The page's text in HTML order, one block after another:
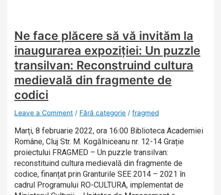
Ne face plăcere să vă invităm la
inaugurarea expoziției: Un puzzle
transilvan: Reconstruind cultura
medievală din fragmente de
codici
Leave a Comment / Fără categorie /fragmed
Marți, 8 februarie 2022, ora 16:00 Biblioteca Academiei
Române, Cluj Str. M. Kogălniceanu nr. 12-14 Grație
proiectului FRAGMED – Un puzzle transilvan:
reconstituind cultura medievală din fragmente de
codice, finanțat prin Granturile SEE 2014 – 2021 în
cadrul Programului RO-CULTURA, implementat de